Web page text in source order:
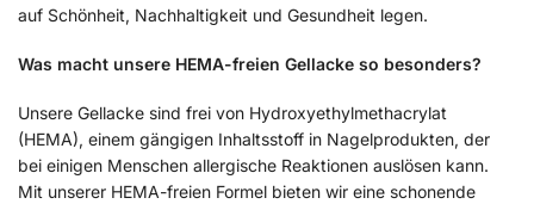
auf Schönheit, Nachhaltigkeit und Gesundheit legen.
Was macht unsere HEMA-freien Gellacke so besonders?
Unsere Gellacke sind frei von Hydroxyethylmethacrylat
(HEMA), einem gängigen Inhaltsstoff in Nagelprodukten, der
bei einigen Menschen allergische Reaktionen auslösen kann.
Mit unserer HEMA-freien Formel bieten wir eine schonende